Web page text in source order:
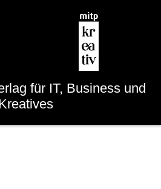
für IT, Business und